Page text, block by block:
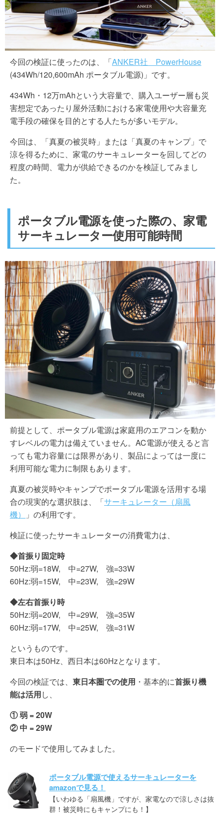
今回の検証に使ったのは、「ANKER社 PowerHouse
(434Wh/120,600mAh ポータブル電源)」です。
434Wh・12万mAhという大容量で、購入ユーザー層も災
害想定であったり屋外活動における家電使用や大容量充
電手段の確保を目的とする人たちが多いモデル。
今回は、「真夏の被災時」または「真夏のキャンプ」で
涼を得るために、家電のサーキュレーターを回してどの
程度の時間、電力が供給できるのかを検証してみまし
た。
ポータブル電源を使った際の、家電
サーキュレーター使用可能時間
前提として、ポータブル電源は家庭用のエアコンを動か
すレベルの電力は備えていません。AC電源が使えると言
っても電力容量には限界があり、製品によっては一度に
利用可能な電力に制限もあります。
真夏の被災時やキャンプでポータブル電源を活用する場
合の現実的な選択肢は、「サーキュレーター（扇風
機）
」の利用です。
検証に使ったサーキュレーターの消費電力は、
◆首振り固定時
50Hz:弱=18W, 中=27W, 強=33W
60Hz:弱=15W, 中=23W, 強=29W
◆左右首振り時
50Hz:弱=20W, 中=29W, 強=35W
60Hz:弱=17W, 中=25W, 強=31W
というものです。
東日本は50Hz、西日本は60Hzとなります。
今回の検証では、 東日本圏での使用 ・基本的に首振り機
能は活用し、
① 弱 = 20W
② 中 = 29W
のモードで使用してみました。
ポータブル電源で使えるサーキュレーターを
amazonで見る！
【いわゆる「扇風機」ですが、家電なので涼しさは抜
群！被災時にもキャンプにも！】